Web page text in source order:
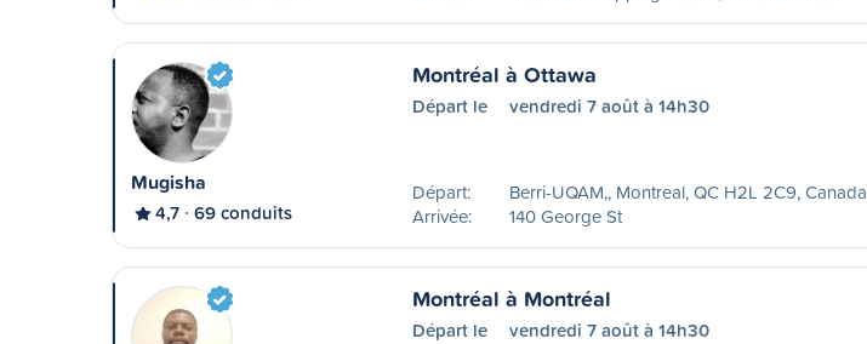
Mugisha
4,7 69 conduits
Montréal à Ottawa
Départ le vendredi 7 août à 14h30
Départ:
Berri-UQAM,, Montreal, QC H2L 2C9, Canada
Arrivée:
140 George St
Montréal à Montréal
Départ le vendredi 7 août à 14h30